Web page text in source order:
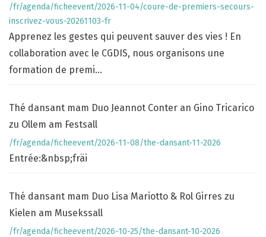
/fr/agenda/ficheevent/2026-11-04/coure-de-premiers-secours-
inscrivez-vous-20261103-fr
Apprenez les gestes qui peuvent sauver des vies ! En
collaboration avec le CGDIS, nous organisons une
formation de premi...
Thé dansant mam Duo Jeannot Conter an Gino Tricarico
zu Ollem am Festsall
/fr/agenda/ficheevent/2026-11-08/the-dansant-11-2026
Entrée:&nbsp;fräi
Thé dansant mam Duo Lisa Mariotto & Rol Girres zu
Kielen am Musekssall
/fr/agenda/ficheevent/2026-10-25/the-dansant-10-2026